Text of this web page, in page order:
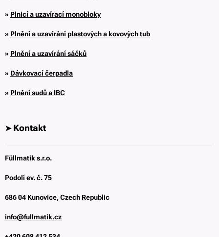
» Plnicí a uzavírací monobloky
» Plnění a uzavírání plastových a kovových tub
» Plnění a uzavírání sáčků
» Dávkovací čerpadla
» Plnění sudů a IBC
➤ Kontakt
Füllmatik s.r.o.
Podolí ev. č. 75
686 04 Kunovice,Czech Republic
info@fullmatik.cz